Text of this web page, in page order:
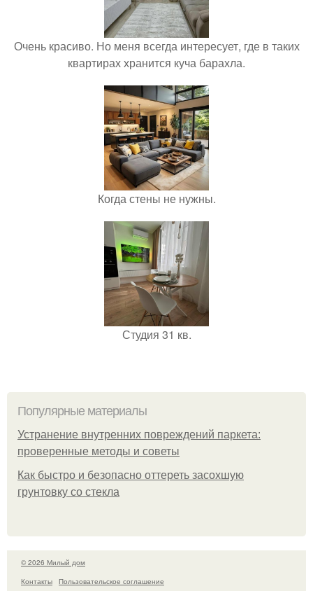
Очень красиво. Но меня всегда интересует, где в таких
квартирах хранится куча барахла.
Когда стены не нужны.
Студия 31 кв.
Популярные материалы
Устранение внутренних повреждений паркета:
проверенные методы и советы
Как быстро и безопасно оттереть засохшую
грунтовку со стекла
© 2026 Милый дом
Контакты
Пользовательское соглашение